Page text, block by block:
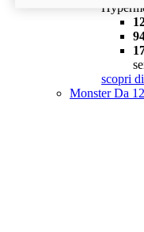
scopri
MonsterDa